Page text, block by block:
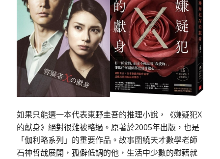
如果只能選一本代表東野圭吾的推理小說，《嫌疑犯X
的獻身》絕對很難被略過。原著於2005年出版，也是
「伽利略系列」的重要作品。故事圍繞天才數學老師
石神哲哉展開，孤僻低調的他，生活中少數的慰藉就